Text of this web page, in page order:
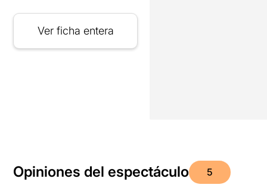
Ver ficha entera
Opiniones del espectáculo 5